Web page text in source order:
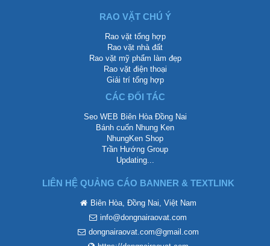
RAO VẶT CHÚ Ý
Rao vặt tổng hợp
Rao vặt nhà đất
Rao vặt mỹ phẩm làm đẹp
Rao vặt điện thoại
Giải trí tổng hợp
CÁC ĐỐI TÁC
Seo WEB Biên Hòa Đồng Nai
Bánh cuốn Nhung Ken
NhungKen Shop
Trần Hướng Group
Updating...
LIÊN HỆ QUẢNG CÁO BANNER & TEXTLINK
Biên Hòa, Đồng Nai, Việt Nam
info@dongnairaovat.com
dongnairaovat.com@gmail.com